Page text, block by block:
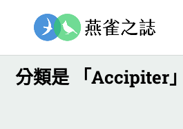
分類是 「Accipiter